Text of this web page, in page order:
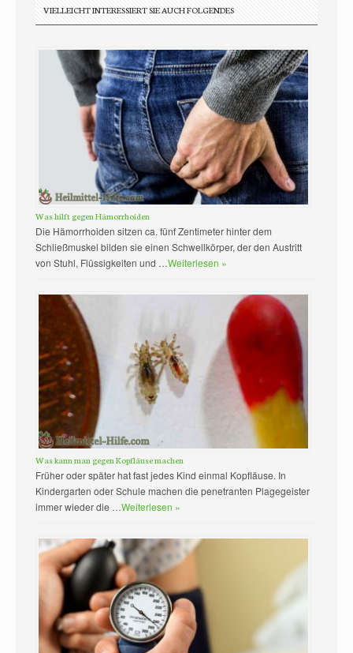
VIELLEICHT INTERESSIERT SIE AUCH FOLGENDES
Was hilft gegen Hämorrhoiden
Die Hämorrhoiden sitzen ca. fünf Zentimeter hinter dem
Schließmuskel bilden sie einen Schwellkörper, der den Austritt
von Stuhl, Flüssigkeiten und …Weiterlesen »
Was kann man gegen Kopfläuse machen
Früher oder später hat fast jedes Kind einmal Kopfläuse. In
Kindergarten oder Schule machen die penetranten Plagegeister
immer wieder die …Weiterlesen »